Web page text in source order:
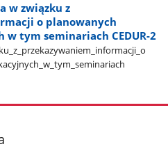
w związku z
o planowanych
w tym seminariach CEDUR-2